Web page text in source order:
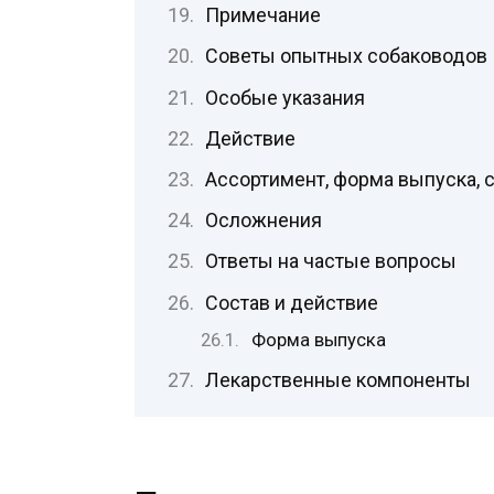
Примечание
Советы опытных собаководов
Особые указания
Действие
Ассортимент, форма выпуска,
Осложнения
Ответы на частые вопросы
Состав и действие
Форма выпуска
Лекарственные компоненты